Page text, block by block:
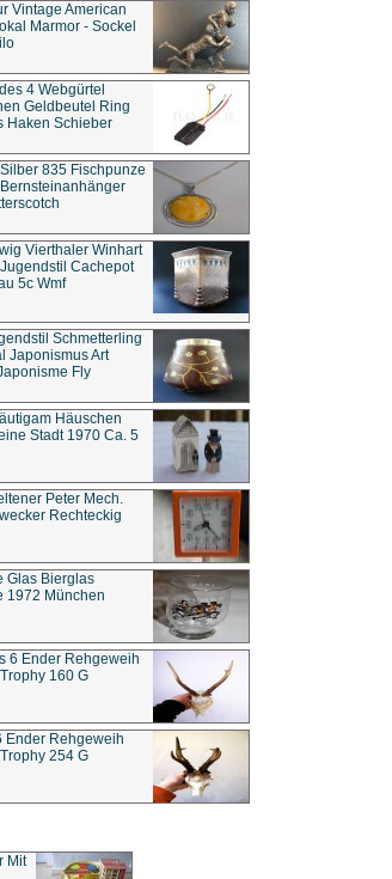
Vintage American
Marmor - Sockel
4 Webgürtel
Geldbeutel Ring
Haken Schieber
835 Fischpunze
Vierthaler Winhart
Cachepot
5c Wmf
Schmetterling
Japonismus Art
Fly
Häuschen
Stadt 1970 Ca. 5
Peter Mech.
Rechteckig
Glas Bierglas
1972 München
6 Ender Rehgeweih
160 G
Ender Rehgeweih
254 G
Mit